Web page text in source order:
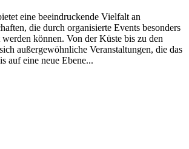
eine beeindruckende Vielfalt an
die durch organisierte Events besonders
können. Von der Küste bis zu den
außergewöhnliche Veranstaltungen, die das
auf eine neue Ebene...